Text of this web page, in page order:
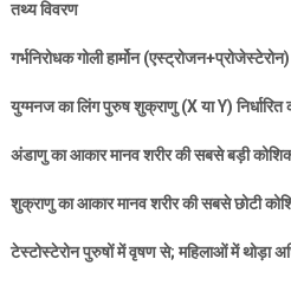
तथ्य विवरण
गर्भनिरोधक गोली हार्मोन
युग्मनज का लिंग पुरुष शुक्राणु (XयाY)
अंडाणु का आकार मानव शरीर की सबसे बड़ी
शुक्राणु का आकार मानव शरीर की सबसे छोटी
टेस्टोस्टेरोन पुरुषों में वृषण से;महिलाओं में थोड़ा